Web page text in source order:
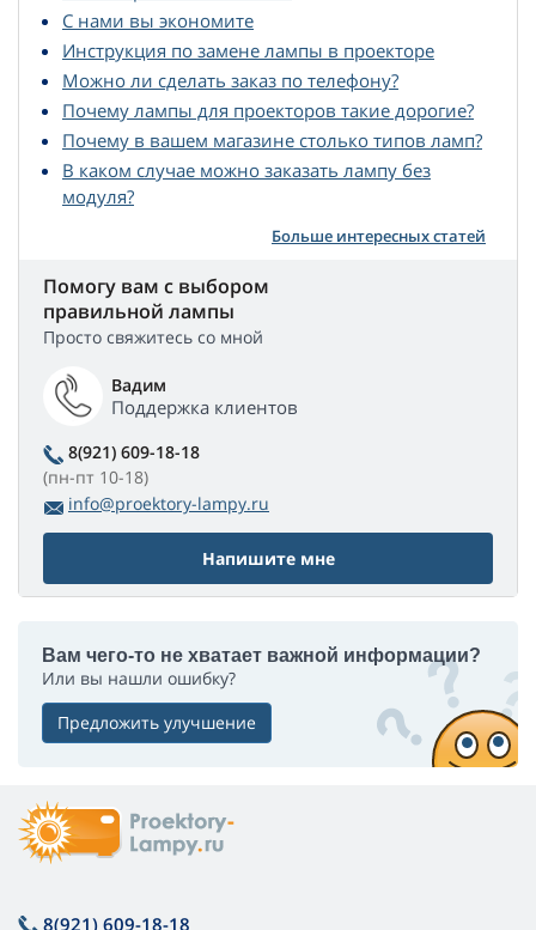
С нами вы экономите
Инструкция по замене лампы в проекторе
Можно ли сделать заказ по телефону?
Почему лампы для проекторов такие дорогие?
Почему в вашем магазине столько типов ламп?
В каком случае можно заказать лампу без
модуля?
Больше интересных статей
Помогу вам с выбором
правильной лампы
Просто свяжитесь со мной
Вадим
Поддержка клиентов
8(921) 609-18-18
(пн-пт 10-18)
info@proektory-lampy.ru
Напишите мне
Вам чего-то не хватает важной информации?
Или вы нашли ошибку?
Предложить улучшение
8(921) 609-18-18